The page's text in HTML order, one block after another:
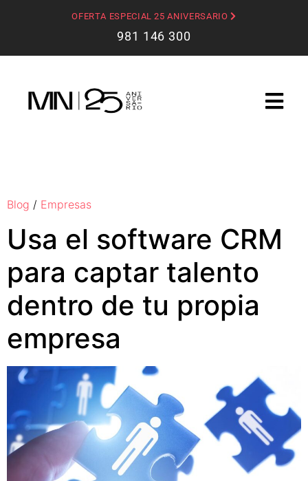
OFERTA ESPECIAL 25 ANIVERSARIO
981 146 300
Blog / Empresas
Usa el software CRM
para captar talento
dentro de tu propia
empresa